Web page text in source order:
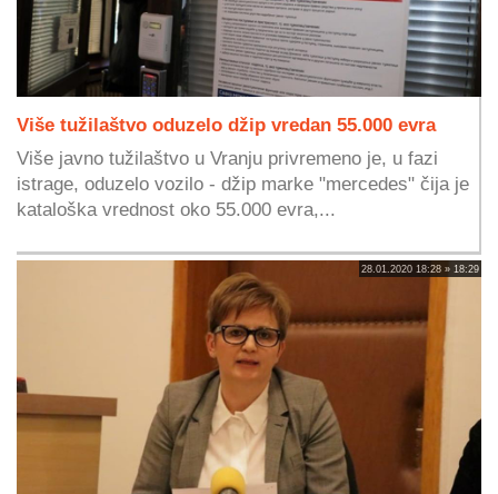
Više tužilaštvo oduzelo džip vredan 55.000 evra
Više javno tužilaštvo u Vranju privremeno je, u fazi
istrage, oduzelo vozilo - džip marke "mercedes" čija je
kataloška vrednost oko 55.000 evra,...
28.01.2020 18:28 » 18:29